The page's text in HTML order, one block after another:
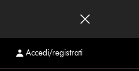
Accedi/registrati